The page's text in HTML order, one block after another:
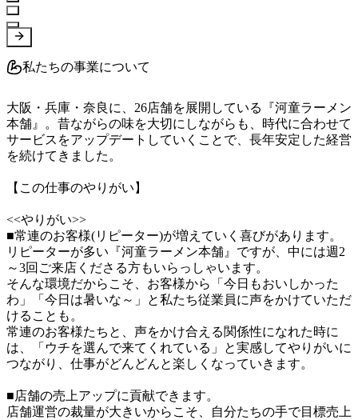
私たちの事業について
大阪・兵庫・奈良に、26店舗を展開している『河童ラーメン
本舗』。昔ながらの味を大切にしながらも、時代に合わせて
サービスをアップデートしていくことで、長年安定した経営
を続けてきました。
【この仕事のやりがい】
<<やりがい>>
■常連のお客様(リピーター)が増えていく喜びがあります。
リピーターが多い『河童ラーメン本舗』ですが、中には週2
～3回ご来店くださる方もいらっしゃいます。
そんな環境だからこそ、お客様から「今日もおいしかった
わ」「今日は暑いな～」と私たち従業員に声をかけていただ
けることも。
常連のお客様たちと、声をかけ合える関係性になれた時に
は、「ウチを選んで来てくれている」と実感してやりがいに
つながり、仕事がどんどんと楽しくなっていきます。
■店舗の売上アップに貢献できます。
店舗運営の裁量が大きいからこそ、自分たちの手で目標売上